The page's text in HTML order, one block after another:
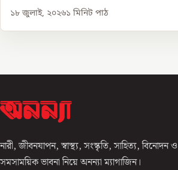
১৮ জুলাই, ২০২৬১ মিনিট পাঠ
নারী, জীবনযাপন, স্বাস্থ্য, সংস্কৃতি, সাহিত্য, বিনোদন ও
সমসাময়িক ভাবনা নিয়ে অনন্যা ম্যাগাজিন।